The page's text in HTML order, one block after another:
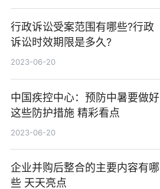
行政诉讼受案范围有哪些?行政
诉讼时效期限是多久?
2023-06-20
中国疾控中心：预防中暑要做好
这些防护措施 精彩看点
2023-06-20
企业并购后整合的主要内容有哪
些 天天亮点